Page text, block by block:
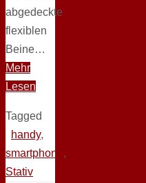
abgedeckte
flexiblen
Beine…
Mehr
Lesen
Tagged
handy,
smartphone ,
Stativ